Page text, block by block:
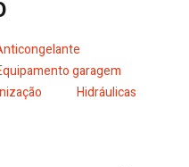
garagem
Hidráulicas